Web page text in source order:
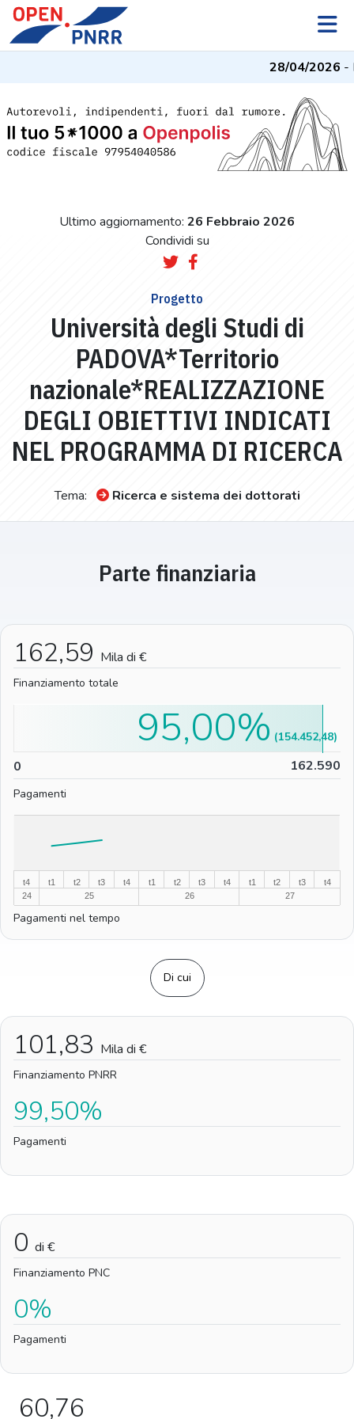
28/04/2026- I
Ultimo aggiornamento: 26 Febbraio 2026
Condividi su
Progetto
Università degli Studi di
PADOVA*Territorio
nazionale*REALIZZAZIONE
DEGLI OBIETTIVI INDICATI
NEL PROGRAMMA DI RICERCA
Tema: Ricerca e sistema dei dottorati
Parte finanziaria
162,59 Mila di €
Finanziamento totale
0 162.590
95,00% (154.452,48)
Pagamenti
t4
24
t1
25
t2 t3 t4
t1
26
t2 t3 t4
t1
27
t2 t3 t4
Pagamenti nel tempo
Di cui
101,83 Mila di €
Finanziamento PNRR
99,50%
Pagamenti
0 di €
Finanziamento PNC
0%
Pagamenti
60,76